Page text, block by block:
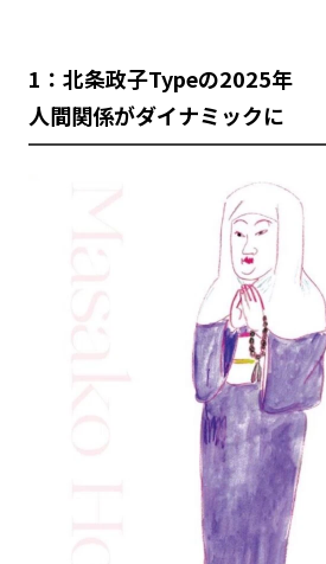
1：北条政子Typeの2025年
人間関係がダイナミックに